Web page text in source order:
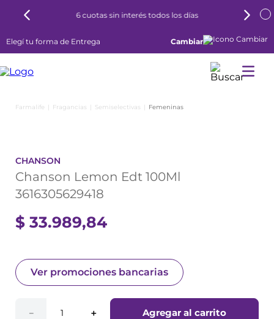
6 cuotas sin interés todos los días
Elegí tu forma de Entrega Cambiar
Fragancias Semiselectivas Femeninas
CHANSON
Chanson Lemon Edt 100Ml
3616305629418
$ 33.989,84
Ver promociones bancarias
＋
－ Agregar al carrito